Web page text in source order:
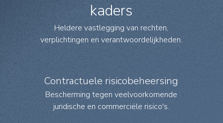
kaders
Heldere vastlegging van rechten,
verplichtingen en verantwoordelijkheden.
Contractuele risicobeheersing
Bescherming tegen veelvoorkomende
juridische en commerciële risico's.